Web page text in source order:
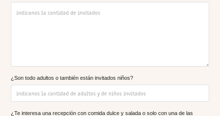
¿Son todo adultos o también están invitados niños?
¿Te interesa una recepción con comida dulce y salada o solo con una de las